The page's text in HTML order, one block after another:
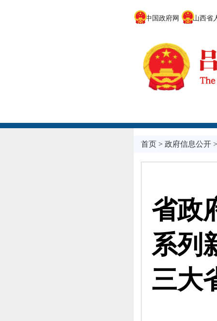
中国政府网 山西省人
首页> 政府信息公开
省政
系列
三大